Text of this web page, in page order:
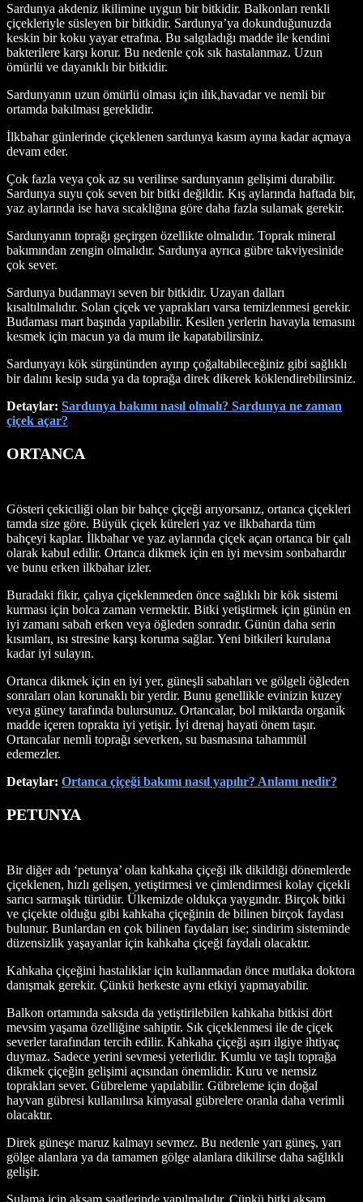
Sardunya akdeniz ikilimine uygun bir bitkidir. Balkonları renkli
çiçekleriyle süsleyen bir bitkidir. Sardunya’ya dokunduğunuzda
keskin bir koku yayar etrafına. Bu salgıladığı madde ile kendini
bakterilere karşı korur. Bu nedenle çok sık hastalanmaz. Uzun
ömürlü ve dayanıklı bir bitkidir.
Sardunyanın uzun ömürlü olması için ılık,havadar ve nemli bir
ortamda bakılması gereklidir.
İlkbahar günlerinde çiçeklenen sardunya kasım ayına kadar açmaya
devam eder.
Çok fazla veya çok az su verilirse sardunyanın gelişimi durabilir.
Sardunya suyu çok seven bir bitki değildir. Kış aylarında haftada bir,
yaz aylarında ise hava sıcaklığına göre daha fazla sulamak gerekir.
Sardunyanın toprağı geçirgen özellikte olmalıdır. Toprak mineral
bakımından zengin olmalıdır. Sardunya ayrıca gübre takviyesinide
çok sever.
Sardunya budanmayı seven bir bitkidir. Uzayan dalları
kısaltılmalıdır. Solan çiçek ve yaprakları varsa temizlenmesi gerekir.
Budaması mart başında yapılabilir. Kesilen yerlerin havayla temasını
kesmek için macun ya da mum ile kapatabilirsiniz.
Sardunyayı kök sürgününden ayırıp çoğaltabileceğiniz gibi sağlıklı
bir dalını kesip suda ya da toprağa direk dikerek köklendirebilirsiniz.
Detaylar: Sardunya bakımı nasıl olmalı? Sardunya ne zaman
çiçek açar?
ORTANCA
Gösteri çekiciliği olan bir bahçe çiçeği arıyorsanız, ortanca çiçekleri
tamda size göre. Büyük çiçek küreleri yaz ve ilkbaharda tüm
bahçeyi kaplar. İlkbahar ve yaz aylarında çiçek açan ortanca bir çalı
olarak kabul edilir. Ortanca dikmek için en iyi mevsim sonbahardır
ve bunu erken ilkbahar izler.
Buradaki fikir, çalıya çiçeklenmeden önce sağlıklı bir kök sistemi
kurması için bolca zaman vermektir. Bitki yetiştirmek için günün en
iyi zamanı sabah erken veya öğleden sonradır. Günün daha serin
kısımları, ısı stresine karşı koruma sağlar. Yeni bitkileri kurulana
kadar iyi sulayın.
Ortanca dikmek için en iyi yer, güneşli sabahları ve gölgeli öğleden
sonraları olan korunaklı bir yerdir. Bunu genellikle evinizin kuzey
veya güney tarafında bulursunuz. Ortancalar, bol miktarda organik
madde içeren toprakta iyi yetişir. İyi drenaj hayati önem taşır.
Ortancalar nemli toprağı severken, su basmasına tahammül
edemezler.
Detaylar: Ortanca çiçeği bakımı nasıl yapılır? Anlamı nedir?
PETUNYA
Bir diğer adı ‘petunya’ olan kahkaha çiçeği ilk dikildiği dönemlerde
çiçeklenen, hızlı gelişen, yetiştirmesi ve çimlendirmesi kolay çiçekli
sarıcı sarmaşık türüdür. Ülkemizde oldukça yaygındır. Birçok bitki
ve çiçekte olduğu gibi kahkaha çiçeğinin de bilinen birçok faydası
bulunur. Bunlardan en çok bilinen faydaları ise; sindirim sisteminde
düzensizlik yaşayanlar için kahkaha çiçeği faydalı olacaktır.
Kahkaha çiçeğini hastalıklar için kullanmadan önce mutlaka doktora
danışmak gerekir. Çünkü herkeste aynı etkiyi yapmayabilir.
Balkon ortamında saksıda da yetiştirilebilen kahkaha bitkisi dört
mevsim yaşama özelliğine sahiptir. Sık çiçeklenmesi ile de çiçek
severler tarafından tercih edilir. Kahkaha çiçeği aşırı ilgiye ihtiyaç
duymaz. Sadece yerini sevmesi yeterlidir. Kumlu ve taşlı toprağa
dikmek çiçeğin gelişimi açısından önemlidir. Kuru ve nemsiz
toprakları sever. Gübreleme yapılabilir. Gübreleme için doğal
hayvan gübresi kullanılırsa kimyasal gübrelere oranla daha verimli
olacaktır.
Direk güneşe maruz kalmayı sevmez. Bu nedenle yarı güneş, yarı
gölge alanlara ya da tamamen gölge alanlara dikilirse daha sağlıklı
gelişir.
Sulama için akşam saatlerinde yapılmalıdır. Çünkü bitki akşam